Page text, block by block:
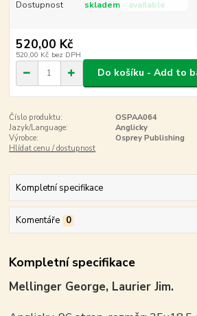
Dostupnost skladem - available
520,00 Kč
520,00 Kč bez DPH
Do košíku - Add to
Číslo produktu:
OSPAA064
Jazyk/Language:
Anglicky
Výrobce:
Osprey Publishing
Hlídat cenu / dostupnost
Kompletní specifikace
Komentáře 0
Kompletní specifikace
Mellinger George, Laurier Jim.